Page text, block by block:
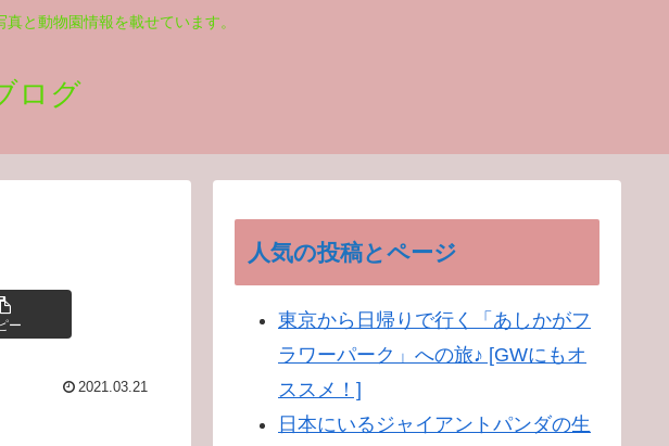
と動物園情報を載せています。
ログ
ー
2021.03.21
人気の投稿とページ
東京から日帰りで行く「あしかがフ
ラワーパーク」への旅♪ [GWにもオ
ススメ！]
日本にいるジャイアントパンダの生